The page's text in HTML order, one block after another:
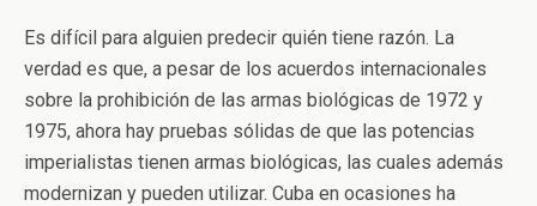
Es difícil para alguien predecir quién tiene razón. La
verdad es que, a pesar de los acuerdos internacionales
sobre la prohibición de las armas biológicas de 1972 y
1975, ahora hay pruebas sólidas de que las potencias
imperialistas tienen armas biológicas, las cuales además
modernizan y pueden utilizar. Cuba en ocasiones ha